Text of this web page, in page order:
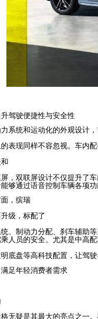
驾驶便捷性与安全性
系统和运动化的外观设计
表现同样不容忽视。车内配
，双联屏设计不仅提升了
够通过语音控制车辆各项
，缤瑞
级，标配了
、制动力分配、刹车辅助
人员的安全。尤其是中高
底盘等高科技配置，让驾
足年轻消费者需求
无疑是其最大的亮点之一